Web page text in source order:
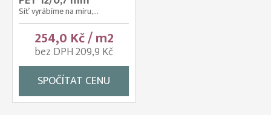
Síť vyrábíme na míru,...
254,0 Kč / m2
bez DPH 209,9 Kč
SPOČÍTAT CENU